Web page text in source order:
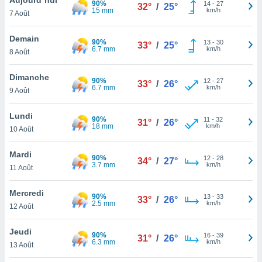
et
»,
au
vous
qu'ils
ou
le
ainsi
un
la
du
7 Août
90%
15 mm
32° / 25° 14- 27
km/h
Demain
8 Août
90%
6.7 mm
33° / 25° 13- 30
km/h
Dimanche
9 Août
90%
6.7 mm
33° / 26° 12- 27
km/h
Lundi
10 Août
90%
18 mm
31° / 26° 11 - 32
km/h
Mardi
11 Août
90%
3.7 mm
34° / 27° 12- 28
km/h
Mercredi
12 Août
90%
2.5 mm
33° / 26° 13- 33
km/h
Jeudi
13 Août
90%
6.3 mm
31° / 26° 16- 39
km/h